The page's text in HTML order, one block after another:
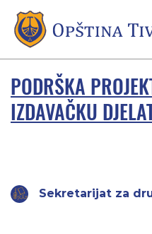
PODRŠKA
IZDAVAČKU
Sekretarijat za